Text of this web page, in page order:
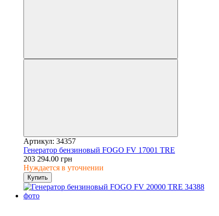
Артикул: 34357
Генератор бензиновый FOGO FV 17001 TRE
203 294.00 грн
Нуждается в уточнении
Купить